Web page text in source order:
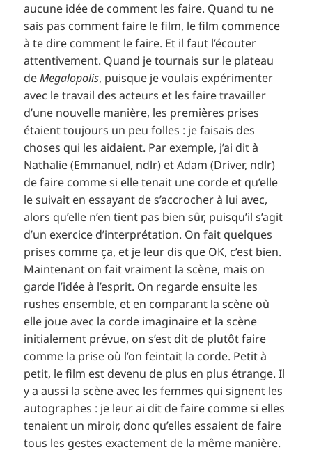
aucune idée de comment les faire. Quand tu ne
sais pas comment faire le film, le film commence
à te dire comment le faire. Et il faut l’écouter
attentivement. Quand je tournais sur le plateau
deMegalopolis, puisque je voulais expérimenter
avec le travail des acteurs et les faire travailler
d’une nouvelle manière, les premières prises
étaient toujours un peu folles : je faisais des
choses qui les aidaient. Par exemple, j’ai dit à
Nathalie (Emmanuel, ndlr) et Adam (Driver, ndlr)
de faire comme si elle tenait une corde et qu’elle
le suivait en essayant de s’accrocher à lui avec,
alors qu’elle n’en tient pas bien sûr, puisqu’il s’agit
d’un exercice d’interprétation. On fait quelques
prises comme ça, et je leur dis que OK, c’est bien.
Maintenant on fait vraiment la scène, mais on
garde l’idée à l’esprit. On regarde ensuite les
rushes ensemble, et en comparant la scène où
elle joue avec la corde imaginaire et la scène
initialement prévue, on s’est dit de plutôt faire
comme la prise où l’on feintait la corde. Petit à
petit, le film est devenu de plus en plus étrange. Il
y a aussi la scène avec les femmes qui signent les
autographes : je leur ai dit de faire comme si elles
tenaient un miroir, donc qu’elles essaient de faire
tous les gestes exactement de la même manière.